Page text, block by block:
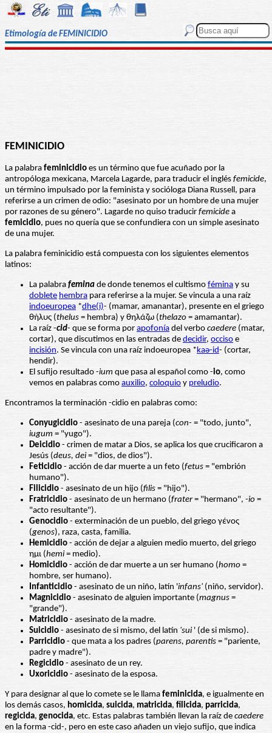
Etimología de FEMINICIDIO
FEMINICIDIO
La palabra feminicidio es un término que fue acuñado por la
antropóloga mexicana, Marcela Lagarde, para traducir el inglés femicide,
un término impulsado por la feminista y socióloga Diana Russell, para
referirse a un crimen de odio: "asesinato por un hombre de una mujer
por razones de su género". Lagarde no quiso traducir femicide a
femicidio, pues no quería que se confundiera con un simple asesinato
de una mujer.
La palabra feminicidio está compuesta con los siguientes elementos
latinos:
La palabra femina de donde tenemos el cultismo fémina y su
doblete hembra para referirse a la mujer. Se vincula a una raíz
indoeuropea *dhe(i)- (mamar, amanantar), presente en el griego
θήλυς (thelus = hembra) y θηλάζω (thelazo = amamantar).
La raíz -cid- que se forma por apofonía del verbo caedere (matar,
cortar), que discutimos en las entradas de decidir, occiso e
incisión. Se vincula con una raíz indoeuropea *kaə-id- (cortar,
hendir).
El sufijo resultado -ium que pasa al español como -io, como
vemos en palabras como auxilio, coloquio y preludio.
Encontramos la terminación -cidio en palabras como:
Conyugicidio - asesinato de una pareja (con- = "todo, junto",
iugum = "yugo").
Deicidio - crimen de matar a Dios, se aplica los que crucificaron a
Jesús (deus, dei = "dios, de dios").
Feticidio - acción de dar muerte a un feto (fetus = "embrión
humano").
Filicidio - asesinato de un hijo (filis = "hijo").
Fratricidio - asesinato de un hermano (frater= "hermano", -io =
"acto resultante").
Genocidio - exterminación de un pueblo, del griego γένος
(genos), raza, casta, familia.
Hemicidio - acción de dejar a alguien medio muerto, del griego
ημι (hemi= medio).
Homicidio - acción de dar muerte a un ser humano (homo =
hombre, ser humano).
Infanticidio - asesinato de un niño, latín 'infans' (niño, servidor).
Magnicidio - asesinato de alguien importante (magnus =
"grande").
Matricidio - asesinato de la madre.
Suicidio - asesinato de si mismo, del latín 'sui ' (de si mismo).
Parricidio - que mata a los padres (parens, parentis = "pariente,
padre y madre").
Regicidio - asesinato de un rey.
Uxoricidio - asesinato de la esposa.
Y para designar al que lo comete se le llama feminicida, e igualmente en
los demás casos, homicida, suicida, matricida, filicida, parricida,
regicida, genocida, etc. Estas palabras también llevan la raíz de caedere
en la forma -cid-, pero en este caso añaden un viejo sufijo, que indica